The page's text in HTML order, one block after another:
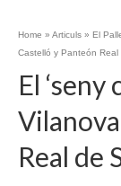
Home » Articuls » El
Castelló y Panteón Real
El ‘seny
Real de